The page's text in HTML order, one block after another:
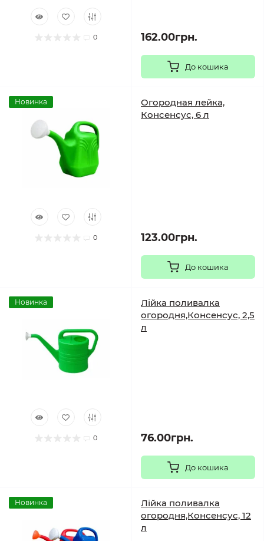
0 162.00грн.
До кошика
Новинка
0
Огородная лейка,
Консенсус, 6 л
123.00грн.
До кошика
Новинка
0
Лійка поливалка
огородня,Консенсус, 2,5
л
76.00грн.
До кошика
Новинка
Лійка поливалка
огородня,Консенсус, 12
л